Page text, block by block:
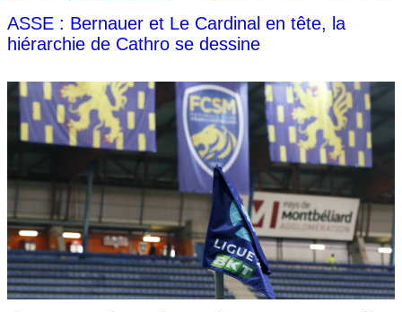
ASSE : Bernauer et Le Cardinal en tête, la
hiérarchie de Cathro se dessine